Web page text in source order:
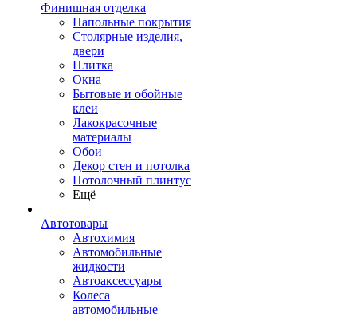
Финишная отделка
Напольные покрытия
Столярные изделия,
двери
Плитка
Окна
Бытовые и обойные
клеи
Лакокрасочные
материалы
Обои
Декор стен и потолка
Потолочный плинтус
Ещё
Автотовары
Автохимия
Автомобильные
жидкости
Автоаксессуары
Колеса
автомобильные